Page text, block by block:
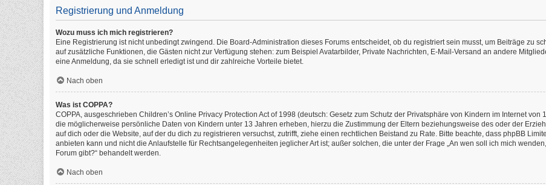
Registrierung und Anmeldung
Wozu muss ich mich registrieren?
Eine Registrierung ist nicht unbedingt zwingend. Die Board-Administration dieses Forums entscheidet, ob du registriert sein musst, um Beiträge zu
auf zusätzliche Funktionen, die Gästen nicht zur Verfügung stehen: zum Beispiel Avatarbilder, Private Nachrichten, E-Mail-Versand an andere
eine Anmeldung, da sie schnell erledigt ist und dir zahlreiche Vorteile bietet.
Nach oben
Was ist COPPA?
COPPA, ausgeschrieben Children’s Online Privacy Protection Act of 1998 (deutsch: Gesetz zum Schutz der Privatsphäre von Kindern im Internet
die möglicherweise persönliche Daten von Kindern unter 13 Jahren erheben, hierzu die Zustimmung der Eltern beziehungsweise des oder der
auf dich oder die Website, auf der du dich zu registrieren versuchst, zutrifft, ziehe einen rechtlichen Beistand zu Rate. Bitte beachte, dass phpBB
anbieten kann und nicht die Anlaufstelle für Rechtsangelegenheiten jeglicher Art ist; außer solchen, die unter der Frage „An wen soll ich mich
Forum gibt?“ behandelt werden.
Nach oben